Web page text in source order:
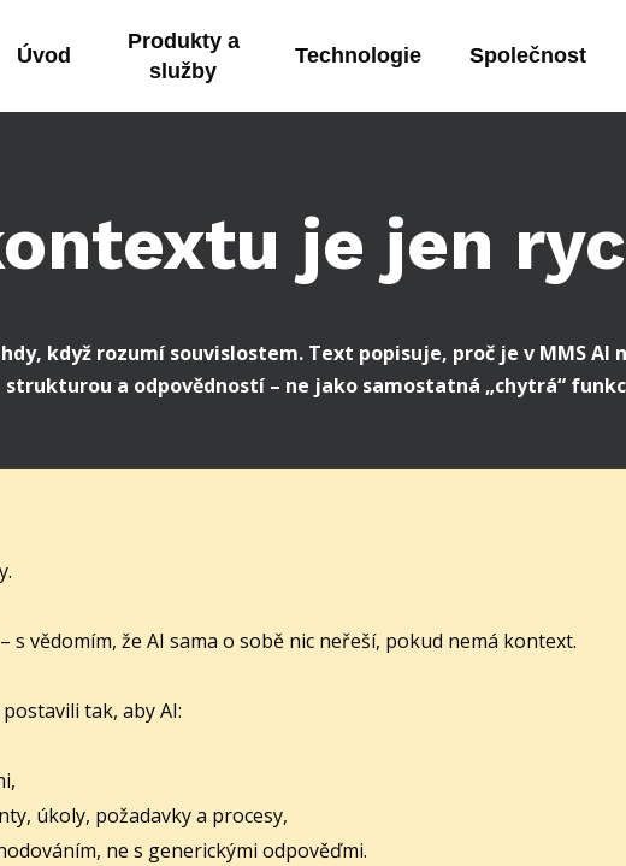
Úvod
Produkty a
služby
Technologie Společnost
je jen
když rozumí souvislostem. Text popisuje, proč je v MMS AI
strukturou a odpovědností – ne jako samostatná „chytrá“
vědomím, že AI sama o sobě nic neřeší, pokud nemá kontext.
tak, aby AI:
úkoly, požadavky a procesy,
ne s generickými odpověďmi.